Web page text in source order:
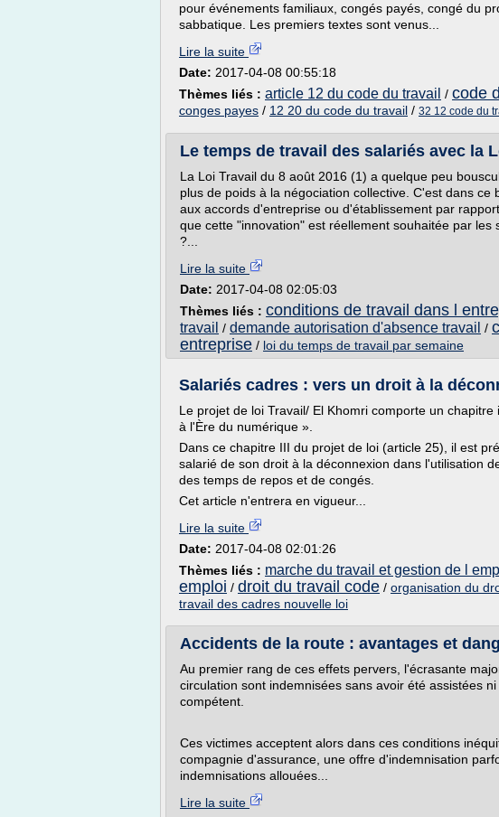
pour événements familiaux, congés payés, congé du
sabbatique. Les premiers textes sont venus...
Lire la suite
Date: 2017-04-08 00:55:18
Thèmes liés : article 12 du code du travail / code
conges payes / 12 20 du code du travail / 32 12 code du
Le temps de travail des salariés avec la
La Loi Travail du 8 août 2016 (1) a quelque peu
plus de poids à la négociation collective. C'est dans
aux accords d'entreprise ou d'établissement par
que cette "innovation" est réellement souhaitée par
?...
Lire la suite
Date: 2017-04-08 02:05:03
Thèmes liés : conditions de travail dans l
travail / demande autorisation d'absence travail /
entreprise / loi du temps de travail par semaine
Salariés cadres : vers un droit à la
Le projet de loi Travail/ El Khomri comporte un
à l'Ère du numérique ».
Dans ce chapitre III du projet de loi (article 25), il est
salarié de son droit à la déconnexion dans l'utilisation
des temps de repos et de congés.
Cet article n'entrera en vigueur...
Lire la suite
Date: 2017-04-08 02:01:26
Thèmes liés : marche du travail et gestion de l
emploi / droit du travail code / organisation du
travail des cadres nouvelle loi
Accidents de la route : avantages et
Au premier rang de ces effets pervers, l'écrasante
circulation sont indemnisées sans avoir été assistées
compétent.
Ces victimes acceptent alors dans ces conditions
compagnie d'assurance, une offre d'indemnisation
indemnisations allouées...
Lire la suite